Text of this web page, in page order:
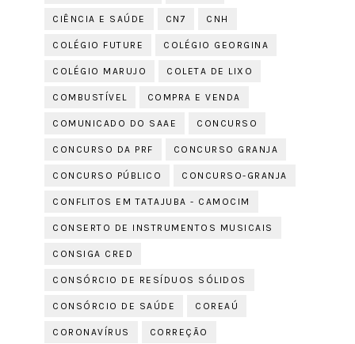
CIÊNCIA E SAÚDE CN7 CNH
COLÉGIO FUTURE COLÉGIO GEORGINA
COLÉGIO MARUJO COLETA DE LIXO
COMBUSTÍVEL COMPRA E VENDA
COMUNICADO DO SAAE CONCURSO
CONCURSO DA PRF CONCURSO GRANJA
CONCURSO PÚBLICO CONCURSO-GRANJA
CONFLITOS EM TATAJUBA - CAMOCIM
CONSERTO DE INSTRUMENTOS MUSICAIS
CONSIGA CRED
CONSÓRCIO DE RESÍDUOS SÓLIDOS
CONSÓRCIO DE SAÚDE COREAÚ
CORONAVÍRUS CORREÇÃO